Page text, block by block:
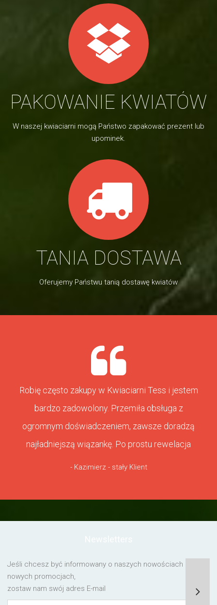
PAKOWANIE KWIATÓW
W naszej kwiaciarni mogą Państwo zapakować prezent lub
upominek.
TANIA DOSTAWA
Oferujemy Państwu tanią dostawę kwiatów
Robię często zakupy w Kwiaciarni Tess i jestem
bardzo zadowolony. Przemiła obsługa z
ogromnym doświadczeniem, zawsze doradzą
najładniejszą wiązankę. Po prostu rewelacja
- Kazimierz - stały Klient
Jeśli chcesz być informowany o naszych nowościach lub o
nowych promocjach,
zostaw nam swój adres E-mail